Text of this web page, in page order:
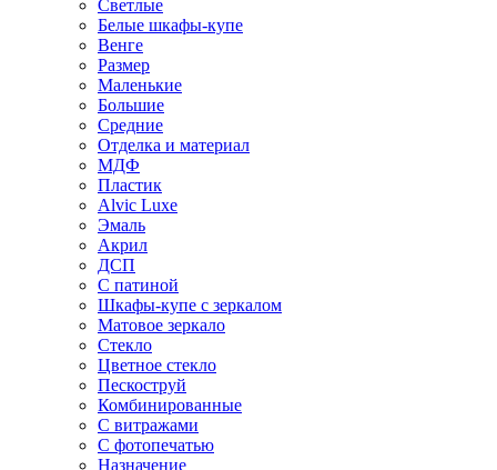
Светлые
Белые шкафы-купе
Венге
Размер
Маленькие
Большие
Средние
Отделка и материал
МДФ
Пластик
Alvic Luxe
Эмаль
Акрил
ДСП
С патиной
Шкафы-купе с зеркалом
Матовое зеркало
Стекло
Цветное стекло
Пескоструй
Комбинированные
С витражами
С фотопечатью
Назначение